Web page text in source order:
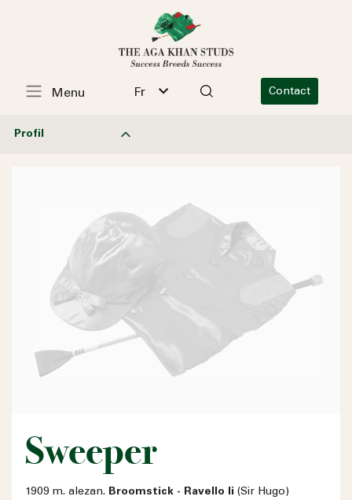
Fr Contact
Menu
Profil
Sweeper
1909 m. alezan. Broomstick - Ravello Ii (Sir Hugo)